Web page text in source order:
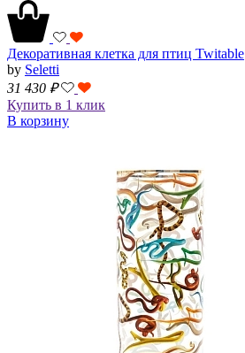
Декоративная клетка для птиц Twitable
by Seletti
31 430 ₽
Купить в 1 клик
В корзину